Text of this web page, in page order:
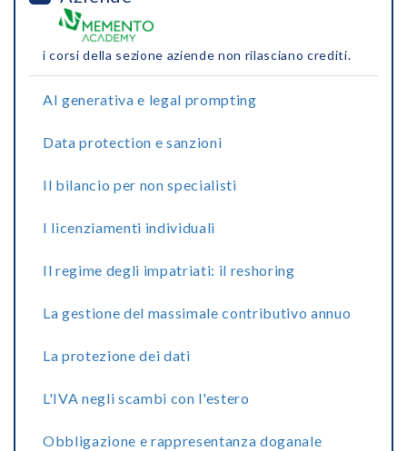
i corsi della sezione aziende non rilasciano crediti.
AI generativa e legal prompting
Data protection e sanzioni
Il bilancio per non specialisti
I licenziamenti individuali
Il regime degli impatriati: il reshoring
La gestione del massimale contributivo annuo
La protezione dei dati
L'IVA negli scambi con l'estero
Obbligazione e rappresentanza doganale